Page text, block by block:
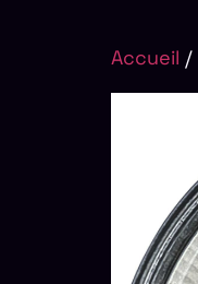
Accueil /